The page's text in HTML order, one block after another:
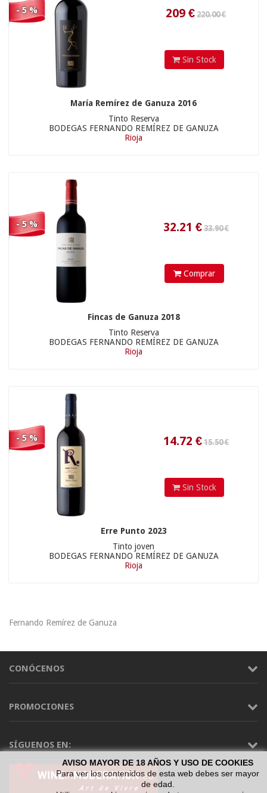
- 5 %
Sin Stock
María Remírez de Ganuza 2016
Tinto Reserva
BODEGAS FERNANDO REMÍREZ DE GANUZA
Rioja
- 5 %
32.21€
Comprar
Fincas de Ganuza 2018
Tinto Reserva
BODEGAS FERNANDO REMÍREZ DE GANUZA
Rioja
- 5 %
Sin Stock
Erre Punto 2023
Tinto joven
BODEGAS FERNANDO REMÍREZ DE GANUZA
Rioja
Fernando Remírez de Ganuza
CONÓCENOS
PROMOCIONES
SÍGUENOS EN:
AVISO MAYOR DE 18 AÑOS Y USO DE COOKIES
Para ver los contenidos de esta web debes ser mayor
de edad.